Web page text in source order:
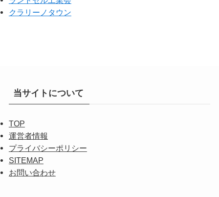
クラリーノタウン
当サイトについて
TOP
運営者情報
プライバシーポリシー
SITEMAP
お問い合わせ